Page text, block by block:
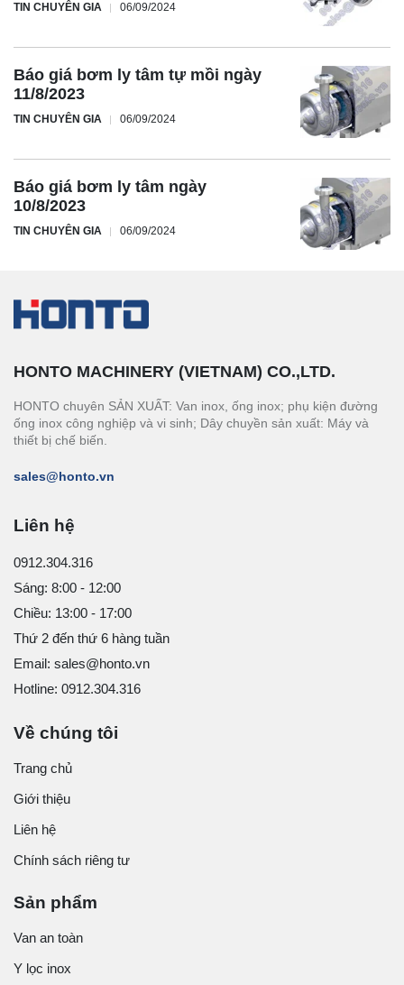
TIN CHUYÊN GIA 06/09/2024
Báo giá bơm ly tâm tự mồi ngày
11/8/2023
TIN CHUYÊN GIA 06/09/2024
Báo giá bơm ly tâm ngày
10/8/2023
TIN CHUYÊN GIA 06/09/2024
HONTO MACHINERY (VIETNAM) CO.,LTD.
HONTO chuyên SẢN XUẤT: Van inox, ống inox; phụ kiện đường
ống inox công nghiệp và vi sinh; Dây chuyền sản xuất: Máy và
thiết bị chế biến.
sales@honto.vn
Liên hệ
0912.304.316
Sáng: 8:00 - 12:00
Chiều: 13:00 - 17:00
Thứ 2 đến thứ 6 hàng tuần
Email: sales@honto.vn
Hotline: 0912.304.316
Về chúng tôi
Trang chủ
Giới thiệu
Liên hệ
Chính sách riêng tư
Sản phẩm
Van an toàn
Y lọc inox